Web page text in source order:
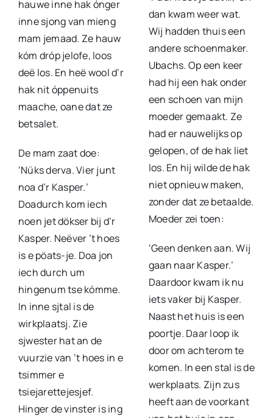
hauwe inne hak ónger
inne sjong van mieng
mam jemaad. Ze hauw
kóm dróp jelofe, loos
deë los. En heë wool d’r
hak nit óppenuits
maache, oane dat ze
betsalet.
De mam zaat doe:
‘Nüks derva. Vier junt
noa d’r Kasper.’
Doadurch kom iech
noen jet dökser bij d’r
Kasper. Neëver ’t hoes
is e pöats-je. Doa jon
iech durch um
hingenum tse kómme.
In inne sjtal is de
wirkplaatsj. Zie
sjwester hat an de
vuurzie van ’t hoes in e
tsimmer e
tsiejarettejesjef.
Hinger de vinster is ing
dan kwam weer wat.
Wij hadden thuis een
andere schoenmaker.
Ubachs. Op een keer
had hij een hak onder
een schoen van mijn
moeder gemaakt. Ze
had er nauwelijks op
gelopen, of de hak liet
los. En hij wilde de hak
niet opnieuw maken,
zonder dat ze betaalde.
Moeder zei toen:
‘Geen denken aan. Wij
gaan naar Kasper.’
Daardoor kwam ik nu
iets vaker bij Kasper.
Naast het huis is een
poortje. Daar loop ik
door om achterom te
komen. In een stal is de
werkplaats. Zijn zus
heeft aan de voorkant